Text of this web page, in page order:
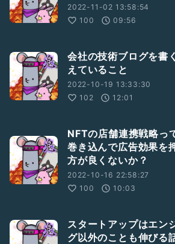
2022-11-02 13:58:54
100
09:56
会社の技術ブログを書
えていること
2022-10-19 13:33:30
102
12:01
NFTの店舗連携戦略っ
巻き込んで広告効果を
方が良くないか？
2022-10-16 22:58:27
100
10:03
スタートアップはエン
グ以外のことも伸びる